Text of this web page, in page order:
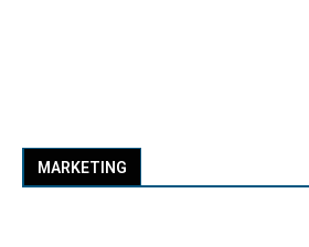
MARKETING